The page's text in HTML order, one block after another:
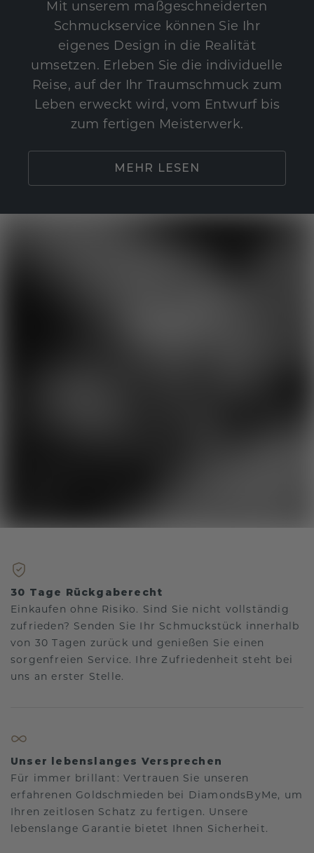
Mit unserem maßgeschneiderten
Schmuckservice können Sie Ihr
eigenes Design in die Realität
umsetzen. Erleben Sie die individuelle
Reise, auf der Ihr Traumschmuck zum
Leben erweckt wird, vom Entwurf bis
zum fertigen Meisterwerk.
MEHR LESEN
30 Tage Rückgaberecht
Einkaufen ohne Risiko. Sind Sie nicht vollständig
zufrieden? Senden Sie Ihr Schmuckstück innerhalb
von 30 Tagen zurück und genießen Sie einen
sorgenfreien Service. Ihre Zufriedenheit steht bei
uns an erster Stelle.
Unser lebenslanges Versprechen
Für immer brillant: Vertrauen Sie unseren
erfahrenen Goldschmieden bei DiamondsByMe, um
Ihren zeitlosen Schatz zu fertigen. Unsere
lebenslange Garantie bietet Ihnen Sicherheit.